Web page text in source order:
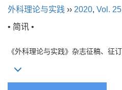
外科理论与实践 ›› 2020, Vol. 25
• 简讯 •
《外科理论与实践》杂志征稿、征